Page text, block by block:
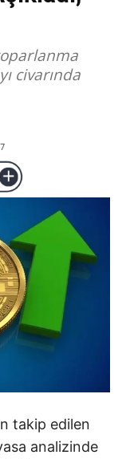
civarında
takip edilen
analizinde